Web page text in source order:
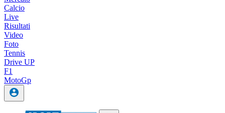
Calcio
Live
Risultati
Video
Foto
Tennis
Drive UP
F1
MotoGp